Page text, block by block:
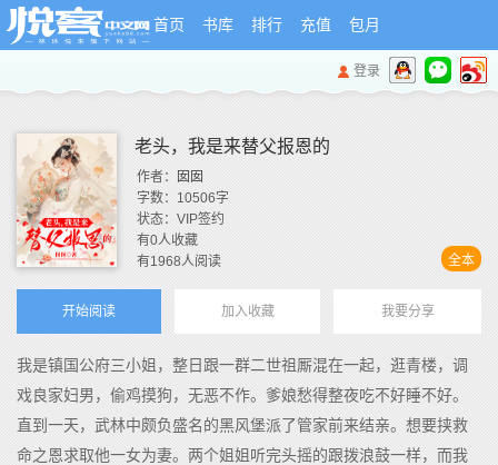
首页 书库 排行 充值 包月
登录
老头，我是来替父报恩的
作者：
囡囡
字数： 10506字
状态： VIP签约
有0人收藏
有1968人阅读 全本
开始阅读 加入收藏 我要分享
我是镇国公府三小姐，整日跟一群二世祖厮混在一起，逛青楼，调
戏良家妇男，偷鸡摸狗，无恶不作。爹娘愁得整夜吃不好睡不好。
直到一天，武林中颇负盛名的黑风堡派了管家前来结亲。想要挟救
命之恩求取他一女为妻。两个姐姐听完头摇的跟拨浪鼓一样，而我